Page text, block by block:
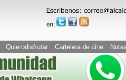
en:
Quierodisfrutar Cartelera de cine